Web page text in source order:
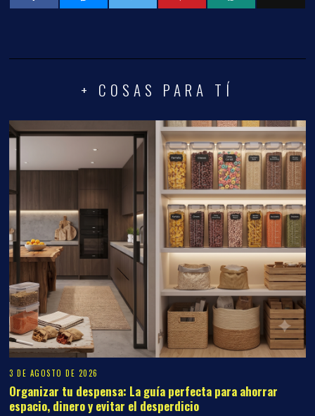
+ COSAS PARA TÍ
3 DE AGOSTO DE 2026
Organizar tu despensa: La guía perfecta para ahorrar
espacio, dinero y evitar el desperdicio